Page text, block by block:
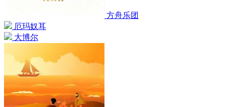
方舟乐团
厄玛奴耳
大博尔